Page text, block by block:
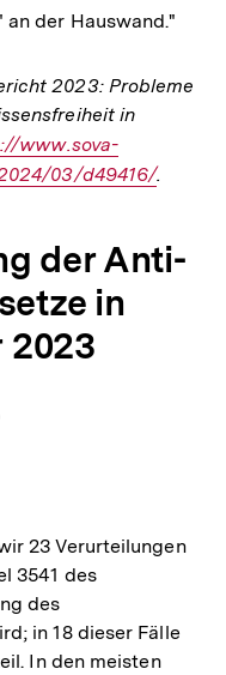
der Hauswand."
2023: Probleme
in
www.sova-
03/d49416/.
der Anti-
in
2023
23 Verurteilungen
3541 des
des
in 18 dieser Fälle
In den meisten